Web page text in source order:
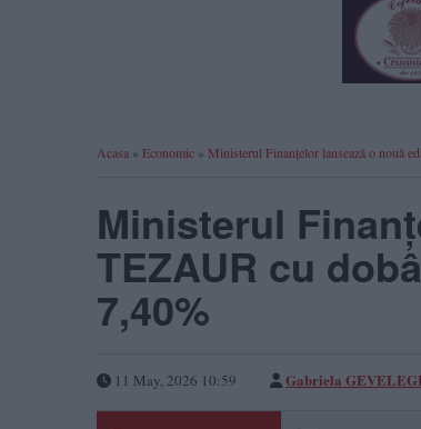
Acasa » Economic » Ministerul Finanțelor lansează o nouă
Ministerul
TEZAUR cu
7,40%
11 May, 2026 10:59 Gabriela